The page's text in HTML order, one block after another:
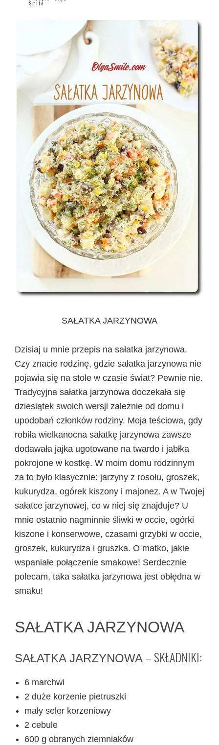
Smile
SAŁATKA JARZYNOWA
Dzisiaj u mnie przepis na sałatka jarzynowa.
Czy znacie rodzinę, gdzie sałatka jarzynowa nie
pojawia się na stole w czasie świat? Pewnie nie.
Tradycyjna sałatka jarzynowa doczekała się
dziesiątek swoich wersji zależnie od domu i
upodobań członków rodziny. Moja teściowa, gdy
robiła wielkanocna sałatkę jarzynowa zawsze
dodawała jajka ugotowane na twardo i jabłka
pokrojone w kostkę. W moim domu rodzinnym
za to było klasycznie: jarzyny z rosołu, groszek,
kukurydza, ogórek kiszony i majonez. A w Twojej
sałatce jarzynowej, co w niej się znajduje? U
mnie ostatnio nagminnie śliwki w occie, ogórki
kiszone i konserwowe, czasami grzybki w occie,
groszek, kukurydza i gruszka. O matko, jakie
wspaniałe połączenie smakowe! Serdecznie
polecam, taka sałatka jarzynowa jest obłędna w
smaku!
SAŁATKA JARZYNOWA
SAŁATKA JARZYNOWA – SKŁADNIKI:
6 marchwi
2 duże korzenie pietruszki
mały seler korzeniowy
2 cebule
600 g obranych ziemniaków